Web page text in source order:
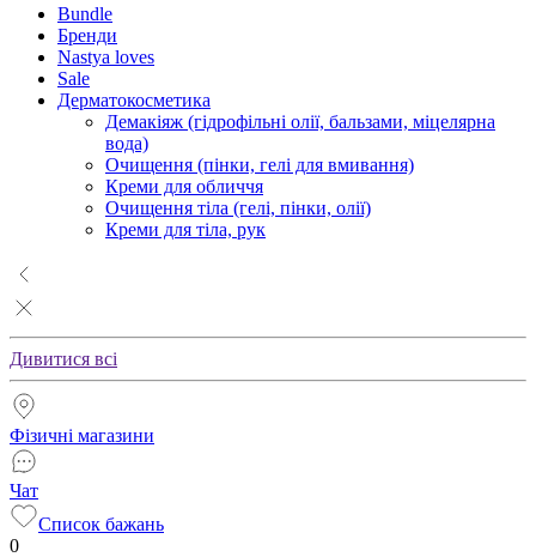
Bundle
Бренди
Nastya loves
Sale
Дерматокосметика
Демакіяж (гідрофільні олії, бальзами, міцелярна
вода)
Очищення (пінки, гелі для вмивання)
Креми для обличчя
Очищення тіла (гелі, пінки, олії)
Креми для тіла, рук
Дивитися всі
Фізичні магазини
Чат
Список бажань
0